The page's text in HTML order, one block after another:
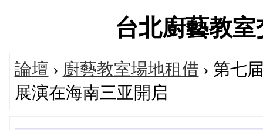
台北廚藝教
論壇 › 廚藝教室場地租借 › 第七
展演在海南三亚開启